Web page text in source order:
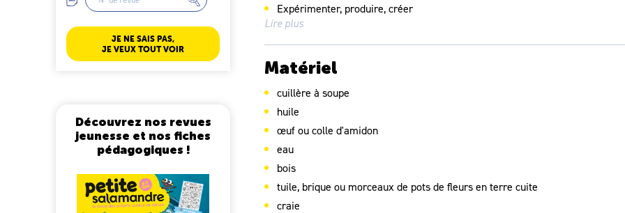
JE NE SAIS PAS,
JE VEUX TOUT VOIR
Découvrez nos revues
jeunesse et nos fiches
pédagogiques !
Expérimenter, produire, créer
Matériaux et couleurs
Lire plus
Matériel
cuillère à soupe
huile
œuf ou colle d'amidon
eau
bois
tuile, brique ou morceaux de pots de fleurs en terre cuite
craie